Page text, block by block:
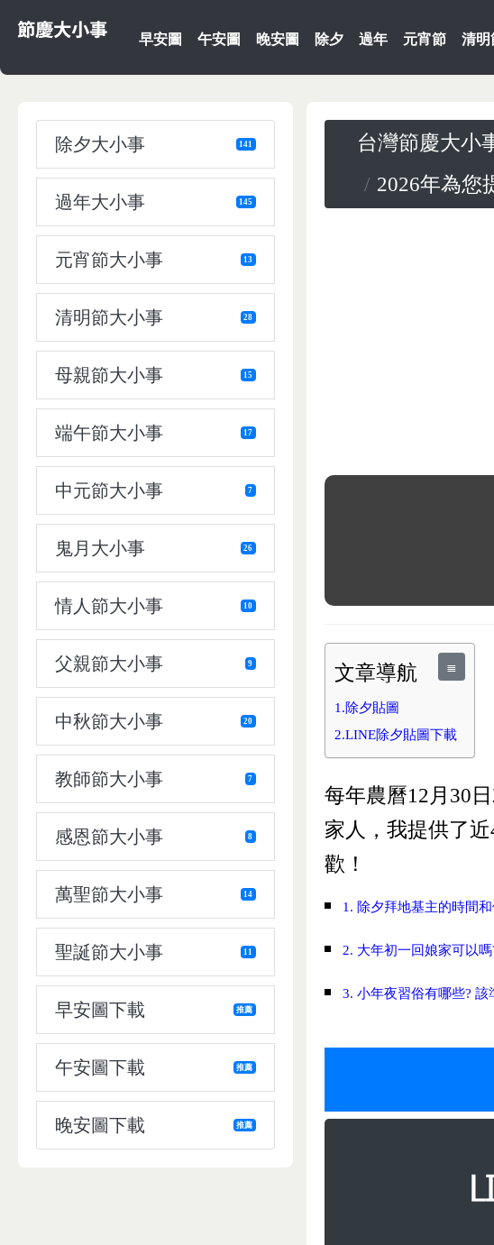
早安圖 午安圖 晚安圖 除夕 過年 元宵節 清明
台灣節慶大小
2026年為您提供免費的除夕
文章導航 ≣
1.除夕貼圖
2.LINE除夕貼圖下載
每年農曆12月30
家人，我提供了
歡！
1. 除夕拜地基主的時間
2. 大年初一回娘家可以
3. 小年夜習俗有哪些?
除夕大小事 141
過年大小事 145
元宵節大小事 13
清明節大小事 28
母親節大小事 15
端午節大小事 17
中元節大小事 7
鬼月大小事 26
情人節大小事 10
父親節大小事 9
中秋節大小事 20
教師節大小事 7
感恩節大小事 8
萬聖節大小事 14
聖誕節大小事 11
早安圖下載 推薦
午安圖下載 推薦
晚安圖下載 推薦